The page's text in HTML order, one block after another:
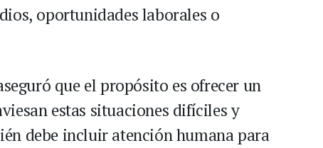
oportunidades laborales o
que el propósito es ofrecer un
estas situaciones difíciles y
debe incluir atención humana para